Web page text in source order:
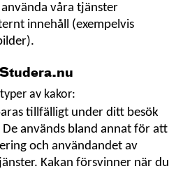
våra tjänster
innehåll (exempelvis
Studera.nu
av kakor:
tillfälligt under ditt besök
används bland annat för att
och användandet av
Kakan försvinner när du